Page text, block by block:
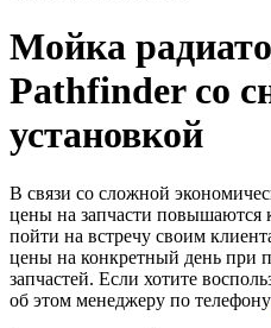
Мойка
Pathfinder со
установкой
В связи со сложной
цены на запчасти
пойти на встречу своим
цены на конкретный день при
запчастей. Если хотите
об этом менеджеру по телефону